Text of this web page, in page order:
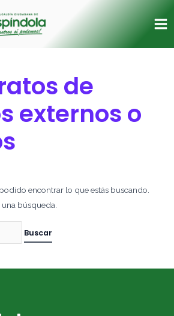
de
externos o
encontrar lo que estás buscando.
búsqueda.